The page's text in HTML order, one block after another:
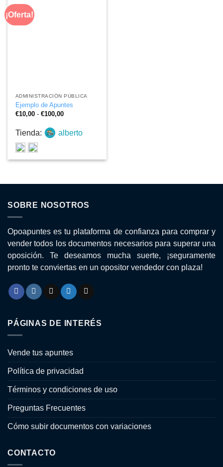
¡Oferta!
ADMINISTRACIÓN PÚBLICA
Ejemplo de Apuntes
€10,00 - €100,00Rango
desde
Tienda: alberto
SOBRE NOSOTROS
Opoapuntes es tu plataforma de confianza para comprar y
vender todos los documentos necesarios para superar una
oposición. Te deseamos mucha suerte, ¡seguramente
pronto te conviertas en un opositor vendedor con plaza!
PÁGINAS DE INTERÉS
Vende tus apuntes
Política de privacidad
Términos y condiciones de uso
Preguntas Frecuentes
Cómo subir documentos con variaciones
CONTACTO